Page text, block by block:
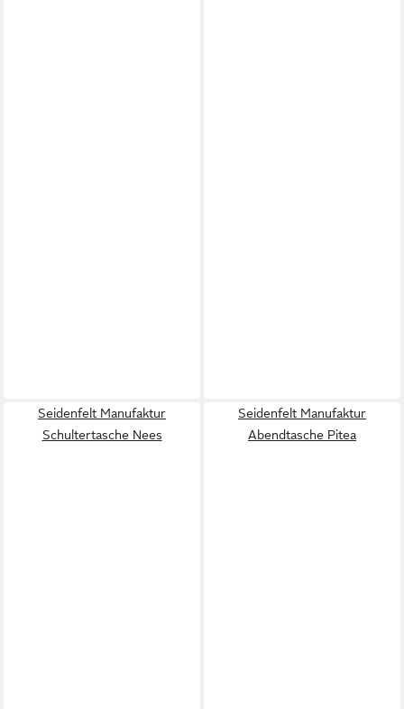
Seidenfelt Manufaktur
Schultertasche Nees
Seidenfelt Manufaktur
Abendtasche Pitea